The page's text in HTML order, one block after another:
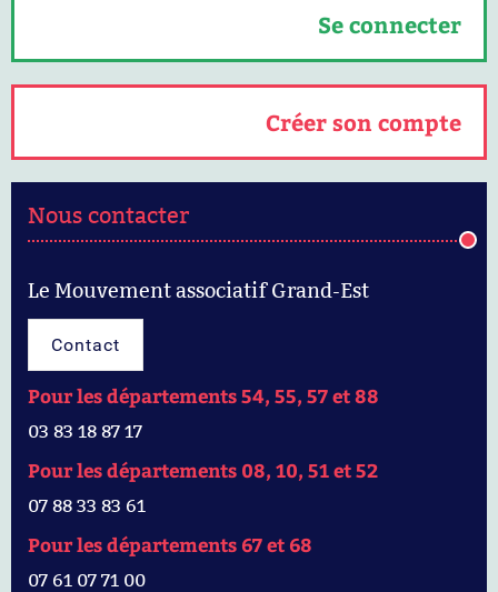
Se connecter
Créer son compte
Nous contacter
Le Mouvement associatif Grand-Est
Contact
Pour les départements 54, 55, 57 et 88
03 83 18 87 17
Pour les départements 08, 10, 51 et 52
07 88 33 83 61
Pour les départements 67 et 68
07 61 07 71 00